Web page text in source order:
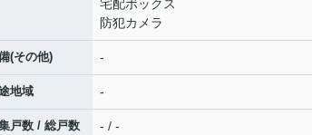
宅配ボックス
防犯カメラ
(その他) -
地域 -
戸数 / 総戸数 - / -